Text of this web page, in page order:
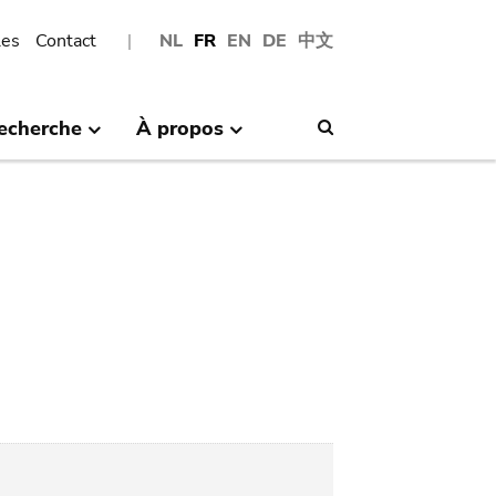
NL FR EN DE 中文
Contact
À propos